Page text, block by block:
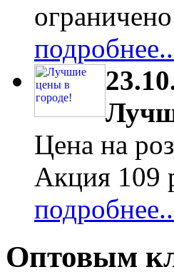
Цена на
Акция 109
Оптовым